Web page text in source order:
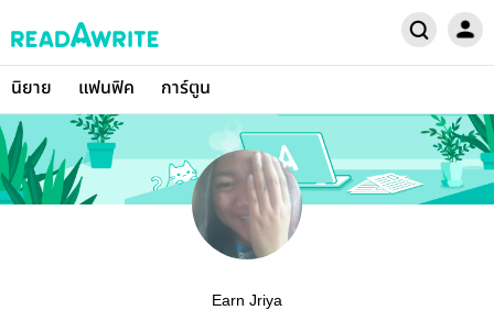
นิยาย แฟนฟิค การ์ตูน
Earn Jriya